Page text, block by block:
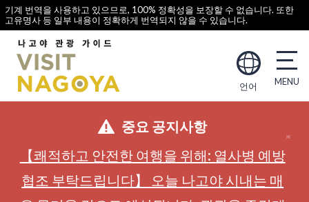
기계 번역을 사용하고 있으므로, 100% 정확성을 보장할 수 없습니다. 또한
고유명사 등 일부 내용이 정확하게 번역되지 않을 수 있습니다.
언어
중요 공지사항
【쾌적하고 안전한 여행을 위해: 열사병 예방
협조 부탁드립니다】 오늘 나고야 시내는 매